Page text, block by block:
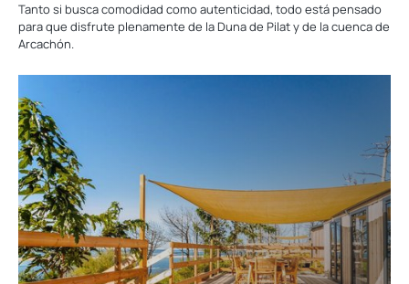
Tanto si busca comodidad como autenticidad, todo está pensado
para que disfrute plenamente de la Duna de Pilat y de la cuenca de
Arcachón.
nuestros
Alojamientos